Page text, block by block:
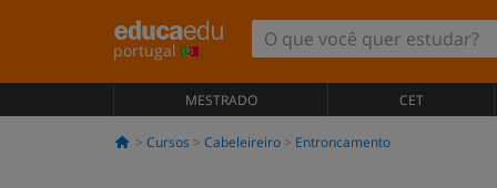
portugal
MESTRADO CET
Cursos Cabeleireiro Entroncamento